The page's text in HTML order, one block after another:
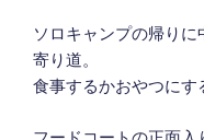
ソロキャンプの帰り
寄り道。
食事するかおやつにす